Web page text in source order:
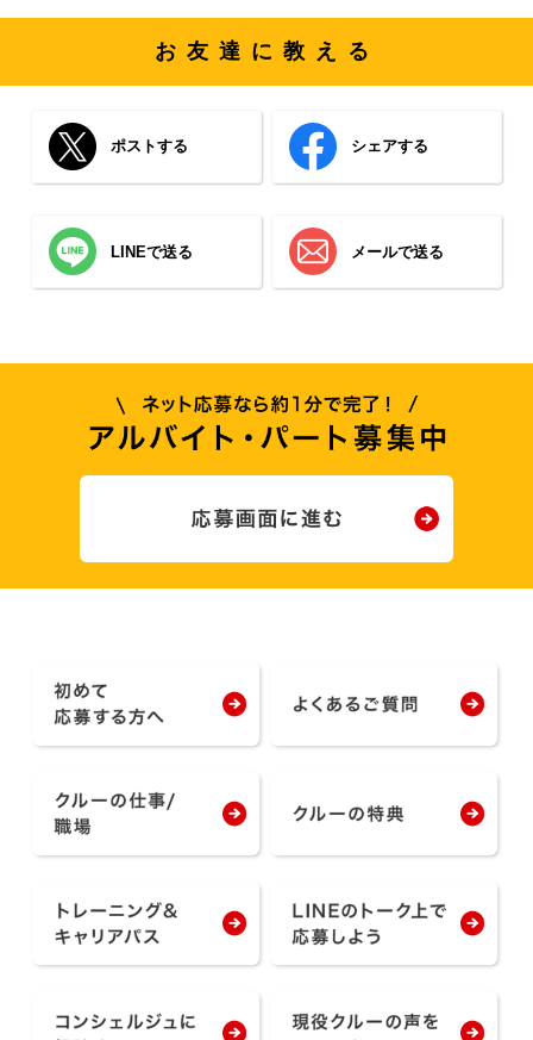
お友達に教える
ポストする シェアする
LINEで送る メールで送る